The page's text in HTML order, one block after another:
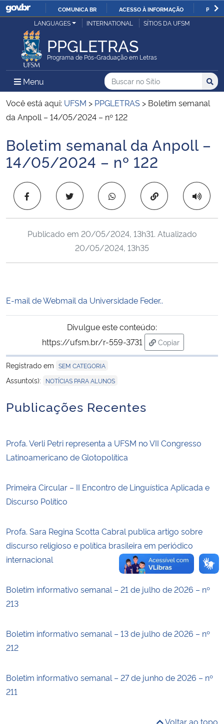
IR
O
COMUNICA BR ACESSO À INFORMAÇÃO
Ministério da Justiça e Segurança Pública
Ministério da Defesa
Ministério das Relações Exteriores
Ministério da Infraestrutura
Ministério da Educação
Ministério da Cidadania
Ministério do Meio Ambiente
Ministério do Turismo
Ministério da Mulher, da Família e dos Direitos Humanos
Secretaria de Governo
Advocacia-Geral da União
Planalto
LANGUAGES INTERNATIONAL SÍTIOS DA UFSM
PPGLETRAS
Programa de Pós-Graduação em Letras
Menu Menu Principal do Sítio
Busca
Buscar no no Sítio
Busca:
Você está aqui: UFSM > PPGLETRAS > Boletim semanal
da Anpoll – 14/05/2024 – nº 122
Início do conteúdo
Boletim semanal da Anpoll –
14/05/2024 – nº 122
Copiar para área
Publicado em 20/05/2024, 13h31. Atualizado
20/05/2024, 13h35
E-mail de Webmail da Universidade Feder..
Divulgue este conteúdo:
https://ufsm.br/r-559-3731
Copiar
para área de
Registrado em SEM CATEGORIA
Assunto(s): NOTÍCIAS PARA ALUNOS
Publicações Recentes
Profa. Verli Petri representa a UFSM no VII Congresso
Latinoamericano de Glotopolítica
Primeira Circular – II Encontro de Linguística Aplicada e
Discurso Político
Profa. Sara Regina Scotta Cabral publica artigo sobre
discurso religioso e política brasileira em periódico
internacional
Boletim informativo semanal – 21 de julho de 2026 – nº
213
Boletim informativo semanal – 13 de julho de 2026 – nº
212
Boletim informativo semanal – 27 de junho de 2026 – nº
211
Voltar ao topo